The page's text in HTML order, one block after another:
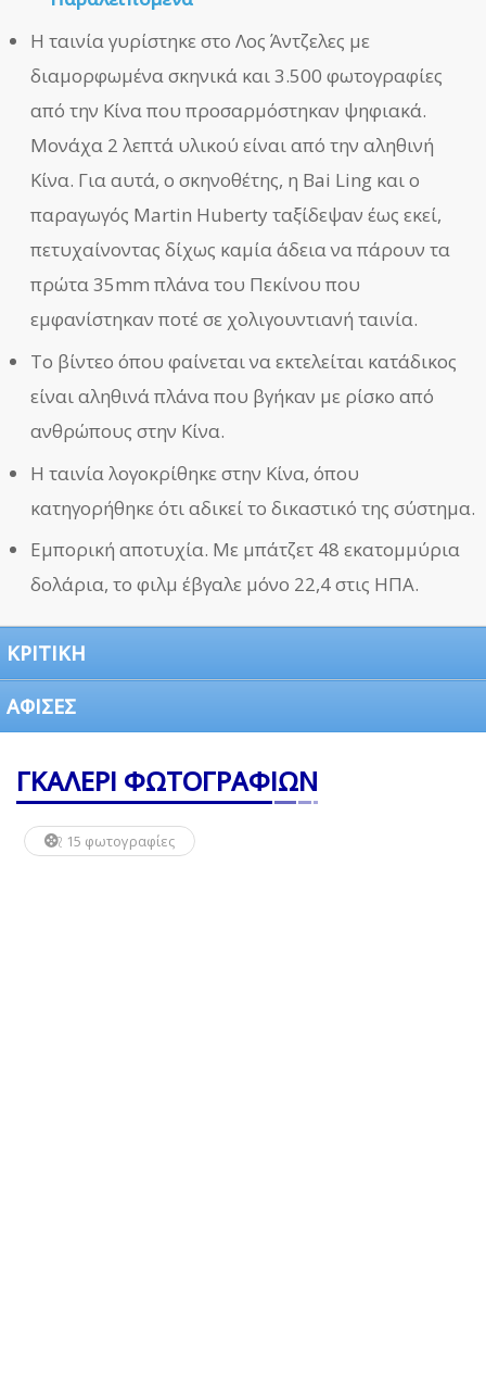
Η ταινία γυρίστηκε στο Λος Άντζελες με
διαμορφωμένα σκηνικά και 3.500 φωτογραφίες
από την Κίνα που προσαρμόστηκαν ψηφιακά.
Μονάχα 2 λεπτά υλικού είναι από την αληθινή
Κίνα. Για αυτά, ο σκηνοθέτης, η Bai Ling και ο
παραγωγός Martin Huberty ταξίδεψαν έως εκεί,
πετυχαίνοντας δίχως καμία άδεια να πάρουν τα
πρώτα 35mm πλάνα του Πεκίνου που
εμφανίστηκαν ποτέ σε χολιγουντιανή ταινία.
Το βίντεο όπου φαίνεται να εκτελείται κατάδικος
είναι αληθινά πλάνα που βγήκαν με ρίσκο από
ανθρώπους στην Κίνα.
Η ταινία λογοκρίθηκε στην Κίνα, όπου
κατηγορήθηκε ότι αδικεί το δικαστικό της σύστημα.
Εμπορική αποτυχία. Με μπάτζετ 48 εκατομμύρια
δολάρια, το φιλμ έβγαλε μόνο 22,4 στις ΗΠΑ.
ΚΡΙΤΙΚΗ
ΑΦΙΣΕΣ
ΓΚΑΛΕΡΙ ΦΩΤΟΓΡΑΦΙΩΝ
15 φωτογραφίες